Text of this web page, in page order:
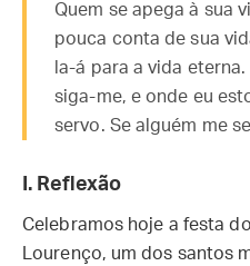
Quem se apega à sua
pouca conta de sua
la-á para a vida
siga-me, e onde eu
servo. Se alguém me
I. Reflexão
Celebramos hoje a festa
Lourenço, um dos santos